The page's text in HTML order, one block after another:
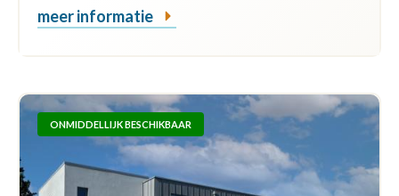
meer informatie
ONMIDDELLIJK BESCHIKBAAR